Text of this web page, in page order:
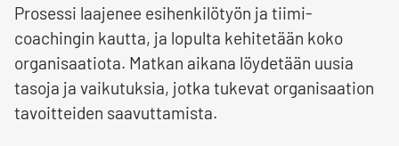
Prosessi laajenee esihenkilötyön ja tiimi-
coachingin kautta, ja lopulta kehitetään koko
organisaatiota. Matkan aikana löydetään uusia
tasoja ja vaikutuksia, jotka tukevat organisaation
tavoitteiden saavuttamista.